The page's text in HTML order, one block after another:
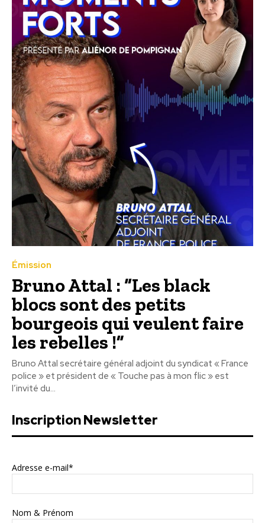
Émission
Bruno Attal : “Les black
blocs sont des petits
bourgeois qui veulent faire
les rebelles !”
Bruno Attal secrétaire général adjoint du syndicat « France
police » et président de « Touche pas à mon flic » est
l’invité du...
Inscription Newsletter
Adresse e-mail*
Nom & Prénom